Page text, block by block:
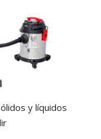
y líquidos